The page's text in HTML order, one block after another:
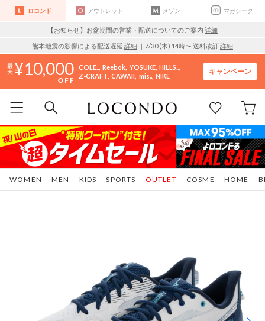
ロコンド アウトレット メゾン マガシーク
【お知らせ】お盆期間の営業・配送についてのご案内 詳細
熊本地震の影響による配送遅延 詳細 ｜7/30 (木) 14時〜 送料改訂詳細
10,000 COLE.. Reebok YOSUKE HILLS..
Z-CRAFT CAWAII mis.. NIKE
キャンペーン
WOMEN MEN KIDS SPORTS COSME HOME
OUTLET